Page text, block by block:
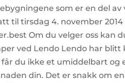
som er en del
til tirsdag 4. november 2014
Om du velger oss kan
ved Lendo Lendo har
får du ikke et umiddelbart
din. Det er snakk om